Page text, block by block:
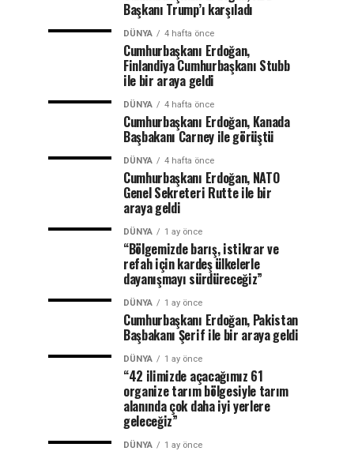
Başkanı Trump’ı karşıladı
DÜNYA 4 hafta önce
Cumhurbaşkanı Erdoğan,
Finlandiya Cumhurbaşkanı Stubb
ile bir araya geldi
DÜNYA 4 hafta önce
Cumhurbaşkanı Erdoğan, Kanada
Başbakanı Carney ile görüştü
DÜNYA 4 hafta önce
Cumhurbaşkanı Erdoğan, NATO
Genel Sekreteri Rutte ile bir
araya geldi
DÜNYA 1 ay önce
“Bölgemizde barış, istikrar ve
refah için kardeş ülkelerle
dayanışmayı sürdüreceğiz”
DÜNYA 1 ay önce
Cumhurbaşkanı Erdoğan, Pakistan
Başbakanı Şerif ile bir araya geldi
DÜNYA 1 ay önce
“42 ilimizde açacağımız 61
organize tarım bölgesiyle tarım
alanında çok daha iyi yerlere
geleceğiz”
DÜNYA 1 ay önce